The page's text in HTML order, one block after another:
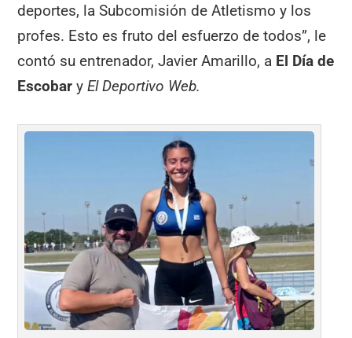
deportes, la Subcomisión de Atletismo y los
profes. Esto es fruto del esfuerzo de todos”, le
contó su entrenador, Javier Amarillo, a El Día de
EscobaryEl Deportivo Web.